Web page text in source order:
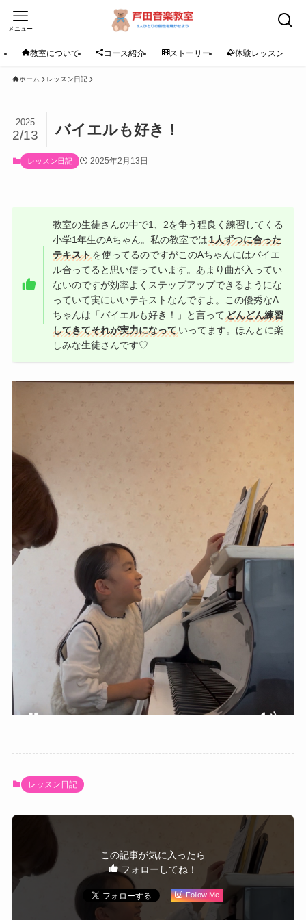
メニュー
教室について コース紹介 ストーリー 体験レッスン
ホーム レッスン日記
バイエルも好き！
2025
2/13
レッスン日記 2025年2月13日
教室の生徒さんの中で1、2を争う程良く練習してくる
小学1年生のAちゃん。私の教室では1人ずつに合った
テキストを使ってるのですがこのAちゃんにはバイエ
ル合ってると思い使っています。あまり曲が入ってい
ないのですが効率よくステップアップできるようにな
っていて実にいいテキストなんですよ。この優秀なA
ちゃんは「バイエルも好き！」と言ってどんどん練習
してきてそれが実力になっていってます。ほんとに楽
しみな生徒さんです♡
レッスン日記
この記事が気に入ったら
フォローしてね！
Follow Me